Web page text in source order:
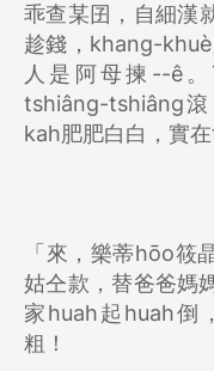
乖查某囝，自細漢
趁錢，khang-
人是阿母揀--ê
tshiâng-tshiâng
kah肥肥白白，實
「來，樂蒂hōo筱
姑仝款，替爸爸媽
家huah起huah倒
粗！